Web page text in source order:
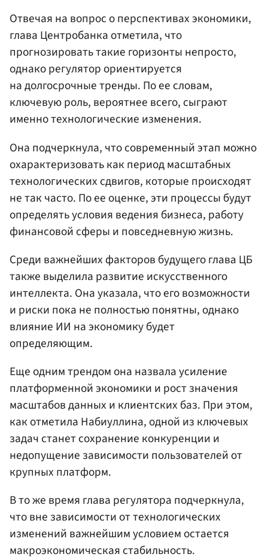
Отвечая на вопрос о перспективах экономики,
глава Центробанка отметила, что
прогнозировать такие горизонты непросто,
однако регулятор ориентируется
на долгосрочные тренды. По ее словам,
ключевую роль, вероятнее всего, сыграют
именно технологические изменения.
Она подчеркнула, что современный этап можно
охарактеризовать как период масштабных
технологических сдвигов, которые происходят
не так часто. По ее оценке, эти процессы будут
определять условия ведения бизнеса, работу
финансовой сферы и повседневную жизнь.
Среди важнейших факторов будущего глава ЦБ
также выделила развитие искусственного
интеллекта. Она указала, что его возможности
и риски пока не полностью понятны, однако
влияние ИИ на экономику будет
определяющим.
Еще одним трендом она назвала усиление
платформенной экономики и рост значения
масштабов данных и клиентских баз. При этом,
как отметила Набиуллина, одной из ключевых
задач станет сохранение конкуренции и
недопущение зависимости пользователей от
крупных платформ.
В то же время глава регулятора подчеркнула,
что вне зависимости от технологических
изменений важнейшим условием остается
макроэкономическая стабильность.